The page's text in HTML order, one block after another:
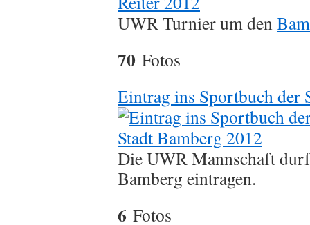
UWR Turnier um den
70 Fotos
Eintrag ins Sportbuch der
Die UWR Mannschaft
Bamberg eintragen.
6 Fotos